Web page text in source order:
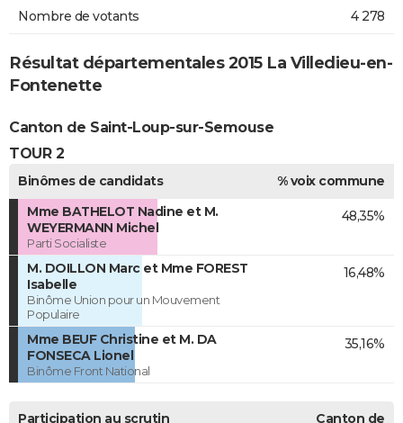
Nombre de votants 4 278
Résultat départementales 2015 La Villedieu-en-
Fontenette
Canton de Saint-Loup-sur-Semouse
TOUR 2
Binômes de candidats
% voix commune
Mme BATHELOT Nadine et M.
WEYERMANN Michel
Parti Socialiste
48,35%
M. DOILLON Marc et Mme FOREST
Isabelle
Binôme Union pour un Mouvement
Populaire
16,48%
Mme BEUF Christine et M. DA
FONSECA Lionel
Binôme Front National
35,16%
Participation au scrutin Canton de